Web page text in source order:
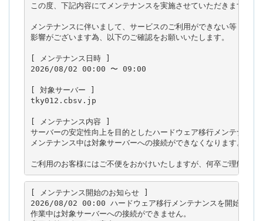
この度、下記内容にてメンテナンスを実施させていただきます。
メンテナンスに伴いまして、サービスのご利用ができない等
影響がございます為、以下のご確認をお願いいたします。
[ メンテナンス日時 ]
2026/08/02 00:00 〜 09:00
[ 対象サーバー ]
tky012.cbsv.jp
[ メンテナンス内容 ]
サーバーの安定性向上を目的としたハードウェア移行メンテナンス
メンテナンス中は対象サーバーへの接続ができなくなります。
ご利用のお客様にはご不便をおかけいたしますが、何卒ご理解のほ
[ メンテナンス開始のお知らせ ]
2026/08/02 00:00 ハードウェア移行メンテナンスを開始いたし
作業中は対象サーバーへの接続ができません。